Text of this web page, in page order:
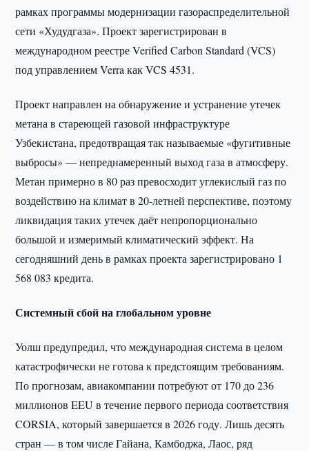
рамках программы модернизации газораспределительной
сети «Худудгаза». Проект зарегистрирован в
международном реестре Verified Carbon Standard (VCS)
под управлением Verra как VCS 4531.
Проект направлен на обнаружение и устранение утечек
метана в стареющей газовой инфраструктуре
Узбекистана, предотвращая так называемые «фугитивные
выбросы» — непреднамеренный выход газа в атмосферу.
Метан примерно в 80 раз превосходит углекислый газ по
воздействию на климат в 20-летней перспективе, поэтому
ликвидация таких утечек даёт непропорционально
большой и измеримый климатический эффект. На
сегодняшний день в рамках проекта зарегистрировано 1
568 083 кредита.
Системный сбой на глобальном уровне
Уолш предупредил, что международная система в целом
катастрофически не готова к предстоящим требованиям.
По прогнозам, авиакомпании потребуют от 170 до 236
миллионов EEU в течение первого периода соответствия
CORSIA, который завершается в 2026 году. Лишь десять
стран — в том числе Гайана, Камбоджа, Лаос, ряд